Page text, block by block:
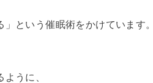
という催眠術をかけています。
うに、